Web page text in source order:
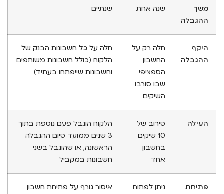
משך
ההגבלה
שנה אחת שנתיים
היקף
ההגבלה
חלה רק על
החשבון
הספציפי
שבו סורבו
השיקים
חלה על כל חשבונות הבנק של
הלקוח (כולל חשבונות משותפים
וחשבונות שייפתחו בעתיד)
העילה
סירוב של
10 שיקים
בחשבון
אחד
הלקוח הוגבל פעם נוספת בתוך
3 שנים ממועד סיום ההגבלה
הראשונה, או שהוגבל בשני
חשבונות במקביל
פתיחת
ניתן לפתוח
איסור גורף על פתיחת חשבון